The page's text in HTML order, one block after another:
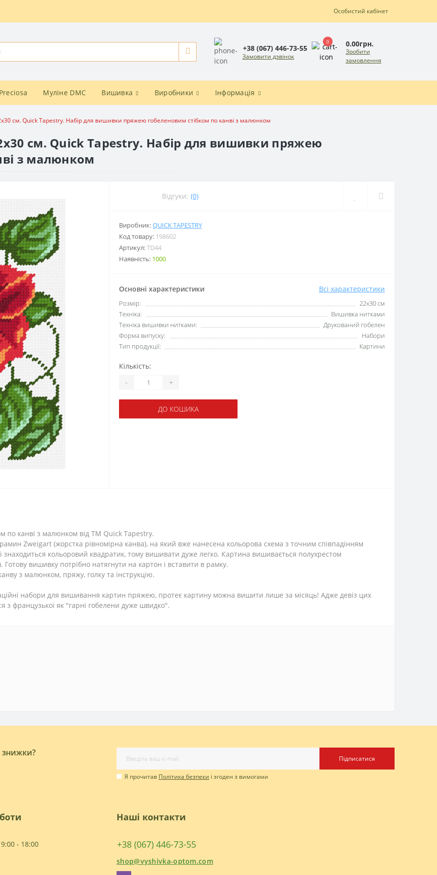
Особистий кабінет
+38 (067) 446-73-55
Замовити дзвінок
0 0.00грн.
Зробити
замовлення
Муліне DMC Вишивка Виробники Інформація
см. Quick Tapestry. Набір для вишивки пряжею гобеленовим стібком по канві з малюнком
см. Quick Tapestry. Набір для вишивки пряжею
з малюнком
Відгуки: (0)
Виробник:QUICK TAPESTRY
Код товару: 198602
Артикул:TD44
Наявність: 1000
Основні характеристики Всі характеристики
Розмір:
22х30 см
Техніка:
Вишивка нитками
Техніка вишивки нитками:
Друкований гобелен
Форма випуску:
Набори
Тип продукції:
Картини
Кількість:
- +
ДО КОШИКА
по канві з малюнком від ТМ Quick Tapestry.
Zweigart (жорстка рівномірна канва), на який вже нанесена кольорова схема з точним співпадінням
кольоровий квадратик, тому вишивати дуже легко. Картина вишивається полухрестом
вишивку потрібно натягнути на картон і вставити в рамку.
з малюнком, пряжу, голку та інструкцію.
набори для вишивання картин пряжею, протеє картину можна вишити лише за місяць! Адже девіз цих
французької як "гарні гобелени дуже швидко".
знижки?
Підписатися
Я прочитав Політика безпеки і згоден з вимогами
- 18:00
Наші контакти
+38 (067) 446-73-55
shop@vyshivka-optom.com